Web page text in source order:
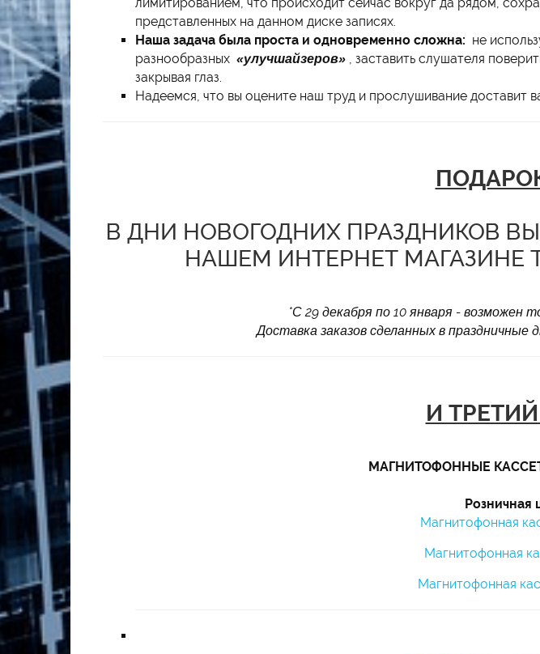
представленных на данном диске записях.
Наша задача была проста и одновременно сложна: не
разнообразных «улучшайзеров» , заставить слушателя
закрывая глаз.
Надеемся, что вы оцените наш труд и прослушивание доставит
В ДНИ НОВОГОДНИХ ПРАЗДНИКОВ
НАШЕМ ИНТЕРНЕТ МАГАЗИНЕ
*С 29 декабря по 10 января - возможен
Доставка заказов сделанных в праздничные
И
МАГНИТОФОННЫЕ
Розничная
Магнитофонная
Магнитофонная
Магнитофонная